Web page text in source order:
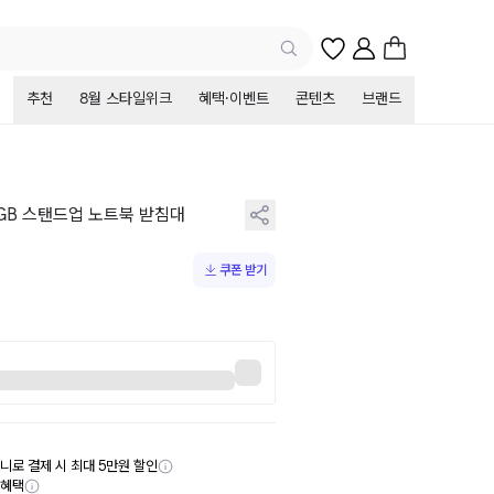
추천 8월 스타일위크 혜택·이벤트 콘텐츠 브랜드
스탠드업 노트북 받침대
쿠폰 받기
로 결제 시 최대 5만원 할인
택